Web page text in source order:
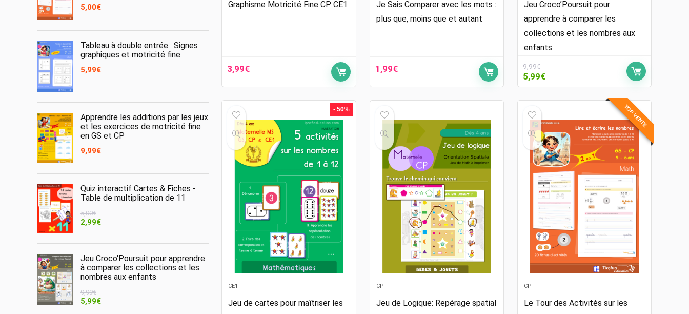
5,00€
Tableau à double entrée : Signes
graphiques et motricité fine
5,99€
Apprendre les additions par les jeux
et les exercices de motricité fine
en GS et CP
9,99€
Quiz interactif Cartes & Fiches -
Table de multiplication de 11
5,00€
Le
5,00€.
2,99€Le
2,99€.
Jeu Croco'Poursuit pour apprendre
à comparer les collections et les
nombres aux enfants
9,99€
Le
5,99€Le
Graphisme Motricité Fine CP CE1
3,99€
Je Sais Comparer avec les mots :
plus que, moins que et autant
1,99€
Jeu Croco’Poursuit pour
apprendre à comparer les
collections et les nombres aux
enfants
9,99€
Le
prix
9,99€.
5,99€Le
prix
5,99€.
- 50%
CE1
Jeu de cartes pour maîtriser les
CP
Jeu de Logique: Repérage spatial
TOP VENTE
CP
Le Tour des Activités sur les